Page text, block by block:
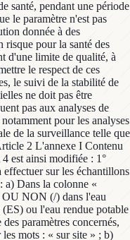
santé, pendant une période
le paramètre n'est pas
donnée à des
risque pour la santé des
d'une limite de qualité, à
le respect de ces
le suivi de la stabilité de
ne doit pas être
pas aux analyses de
pour les analyses
de la surveillance telle que
2 L'annexe I Contenu
est ainsi modifiée : 1°
effectuer sur les échantillons
a) Dans la colonne «
NON (/) dans l'eau
ou l'eau rendue potable
paramètres concernés,
mots : « sur site » ; b)